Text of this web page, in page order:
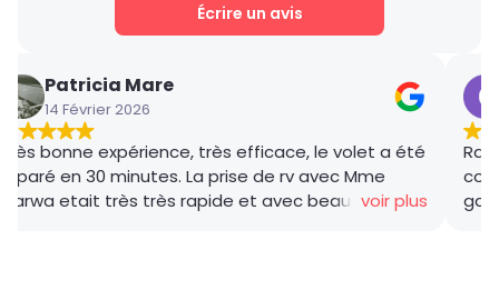
Écrire un avis
Patricia Mare
14 Février 2026
Très bonne expérience, très efficace, le volet a été
réparé en 30 minutes. La prise de rv avec Mme
Marwa etait très très rapide et avec beaucoup de
voir plus